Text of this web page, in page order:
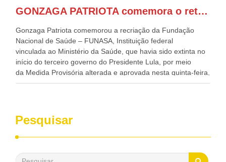
de todo Nordeste que também ajudam a fomentar o
GONZAGA PATRIOTA comemora o retorno da FUNASA
Gonzaga Patriota comemorou a recriação da Fundação
Nacional de Saúde – FUNASA, Instituição federal
vinculada ao Ministério da Saúde, que havia sido extinta no
início do terceiro governo do Presidente Lula, por meio
da Medida Provisória alterada e aprovada nesta quinta-feira,
pelo Congresso Nacional. Gonzaga Patriota disse hoje em
desenvolvimento dos seus municípios e, somente o ano
passado, essa Fundação distribuiu mais de três bilhões de
reais, com suas maravilhosas ações, dentre alas, mais de
saneamento básico, em pequenas comunidades rurais.
Pesquisar